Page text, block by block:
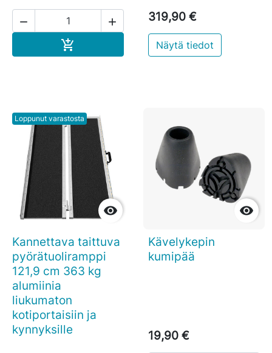
 

319,90 €
Näytä tiedot
Loppunut varastosta

Kannettava taittuva
pyörätuoliramppi
121,9 cm 363 kg
alumiinia
liukumaton
kotiportaisiin ja
kynnyksille

Kävelykepin
kumipää
19,90 €